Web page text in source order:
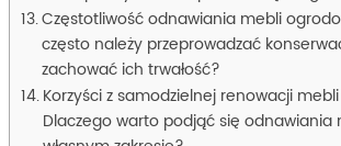
Częstotliwość odnawiania mebli
często należy przeprowadzać
zachować ich trwałość?
Korzyści z samodzielnej renowacji
Dlaczego warto podjąć się odnawiania